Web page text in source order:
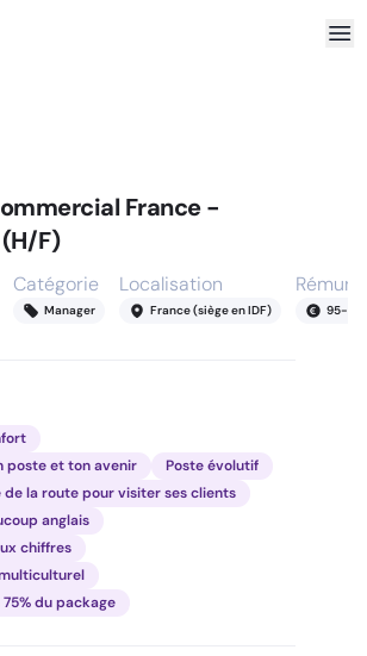
France -
F)
Catégorie
Manager
Localisation
France (siège en IDF) 95-
poste et ton avenir
Poste évolutif
de la route pour visiter ses clients
anglais
chiffres
du package